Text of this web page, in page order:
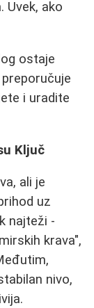
Uvek, ako
ostaje
i uradite
Ključ
ali je
uz
najteži -
krava",
nivo,